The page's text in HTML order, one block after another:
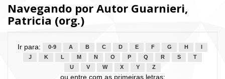
Navegando por Autor Guarnieri,
Patricia (org.)
Ir para: 0-9 A B C D E F G H
J
K L M N O P Q R S
T
U
V W X Y Z
ou entre com as primeiras letras: